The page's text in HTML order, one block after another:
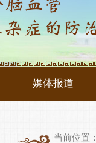
媒体报道
当前位置：